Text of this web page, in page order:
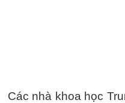
Các nhà khoa học